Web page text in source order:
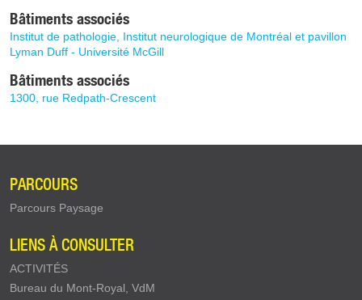
Bâtiments associés
Institut de pathologie, Institut neurologique de Montréal et pavillon
Lyman Duff - Université McGill
Bâtiments associés
1300, rue Redpath-Crescent
PARCOURS
Parcours Paysage
LIENS À CONSULTER
ACTIVITÉS
Bureau du Mont-Royal, VdM